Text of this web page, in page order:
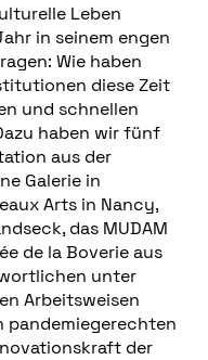
Leben
in seinem engen
Wie haben
diese Zeit
und schnellen
haben wir fünf
aus der
Galerie in
Arts in Nancy,
das MUDAM
de la Boverie aus
unter
Arbeitsweisen
pandemiegerechten
der